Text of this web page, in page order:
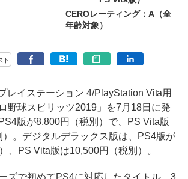
CEROレーティング：A（全
年齢対象）
ト
レイステーション 4/PlayStation Vita用
野球スピリッツ2019」を7月18日に発
版が8,800円（税別）で、PS Vita版
）。デジタルデラックス版は、PS4版が
、PS Vita版は10,500円（税別）。
ズで初めてPS4に対応したタイトル。3